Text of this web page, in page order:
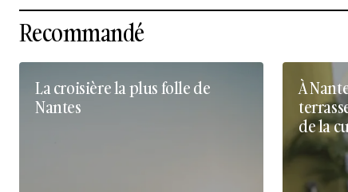
Recommandé
La croisière la plus folle de
Nantes
À
de la